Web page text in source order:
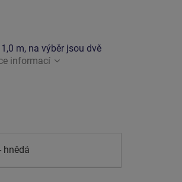
m, na výběr jsou dvě
informací
hnědá